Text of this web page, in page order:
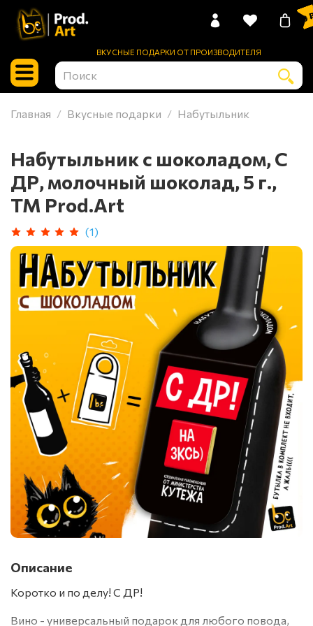
ВКУСНЫЕ ПОДАРКИ ОТ ПРОИЗВОДИТЕЛЯ
0
Главная Вкусные подарки Набутыльник
Набутыльник с шоколадом, С
ДР, молочный шоколад, 5 г.,
TM Prod.Art
(1)
Описание
Коротко и по делу! С ДР!
Вино - универсальный подарок для любого повода,